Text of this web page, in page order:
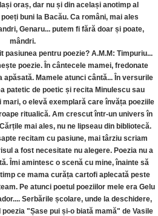
oraș, dar nu și din același anotimp al
buni la Bacău. Ca români, mai ales
Genaru... putem fi fără doar și poate,
mândri.
pasiunea pentru poezie? A.M.M: Timpuriu...
poezie. În cântecele mamei, fredonate
Mamele atunci cântă... În versurile
patetic de poetic și recita Minulescu sau
mari, o elevă exemplară care învăța poeziile
ritualică. Am crescut într-un univers în
mai ales, nu ne lipseau din bibliotecă.
recitam cu pasiune, mai târziu scriam
a fost necesitate nu alegere. Poezia nu a
Îmi amintesc o scenă cu mine, înainte să
ce mama curăța cartofi aplecată peste
Pe atunci poetul poeziilor mele era Gelu
Serbările școlare, unde la deschidere,
"Șase pui și-o biată mamă" de Vasile